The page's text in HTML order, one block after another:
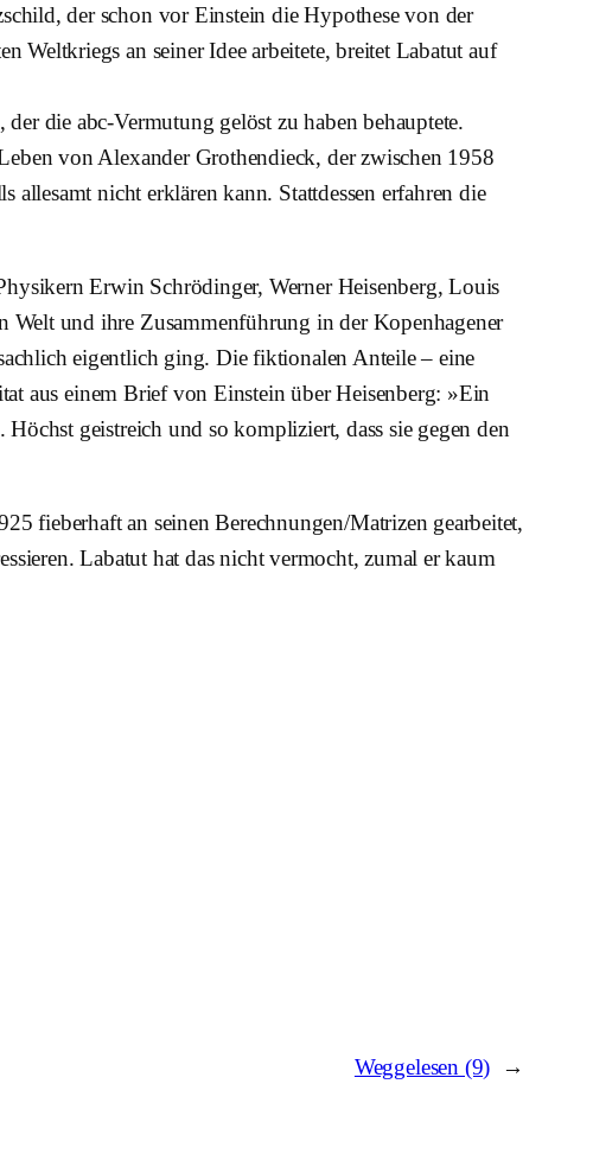
der schon vor Einstein die Hypothese von der
Weltkriegs an seiner Idee arbeitete, breitet Labatut auf
die abc-Vermutung gelöst zu haben behauptete.
von Alexander Grothendieck, der zwischen 1958
nicht erklären kann. Stattdessen erfahren die
Erwin Schrödinger, Werner Heisenberg, Louis
und ihre Zusammenführung in der Kopenhagener
eigentlich ging. Die fiktionalen Anteile – eine
aus einem Brief von Einstein über Heisenberg: »Ein
geistreich und so kompliziert, dass sie gegen den
fieberhaft an seinen Berechnungen/Matrizen gearbeitet,
Labatut hat das nicht vermocht, zumal er kaum
Weggelesen (9) →